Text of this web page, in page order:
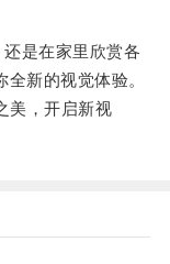
是在家里欣赏各
新的视觉体验。
，开启新视